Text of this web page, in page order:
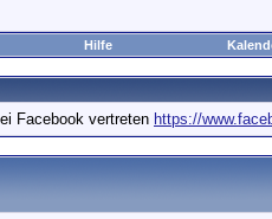
Hilfe
Facebook vertreten https://